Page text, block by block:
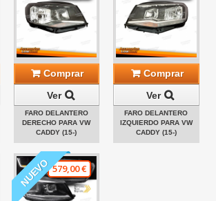
Comprar
Ver
FARO DELANTERO
DERECHO PARA VW
CADDY (15-)
Comprar
Ver
FARO DELANTERO
IZQUIERDO PARA VW
CADDY (15-)
NUEVO 579,00 €